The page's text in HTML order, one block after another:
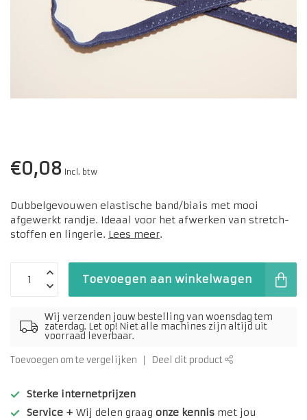
€0,08 Incl. btw
Dubbelgevouwen elastische band/biais met mooi
afgewerkt randje. Ideaal voor het afwerken van stretch-
stoffen en lingerie. Lees meer.
Toevoegen aan winkelwagen
Wij verzenden jouw bestelling van woensdag tem
zaterdag. Let op! Niet alle machines zijn altijd uit
voorraad leverbaar.
Toevoegen om te vergelijken Deel dit product
Sterke internetprijzen
Service + Wij delen graag onze kennis met jou